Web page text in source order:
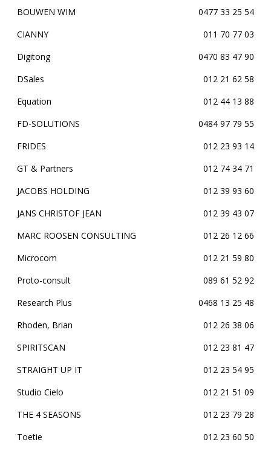
BOUWEN WIM
0477 33 25 54
CIANNY
011 70 77 03
Digitong
0470 83 47 90
DSales
012 21 62 58
Equation
012 44 13 88
FD-SOLUTIONS
0484 97 79 55
FRIDES
012 23 93 14
GT & Partners
012 74 34 71
JACOBS HOLDING
012 39 93 60
JANS CHRISTOF JEAN
012 39 43 07
MARC ROOSEN CONSULTING
012 26 12 66
Microcom
012 21 59 80
Proto-consult
089 61 52 92
Research Plus
0468 13 25 48
Rhoden, Brian
012 26 38 06
SPIRITSCAN
012 23 81 47
STRAIGHT UP IT
012 23 54 95
Studio Cielo
012 21 51 09
THE 4 SEASONS
012 23 79 28
Toetie
012 23 60 50